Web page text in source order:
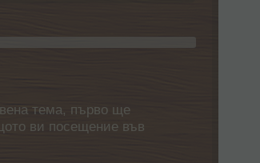
тема, първо ще
ви посещение във